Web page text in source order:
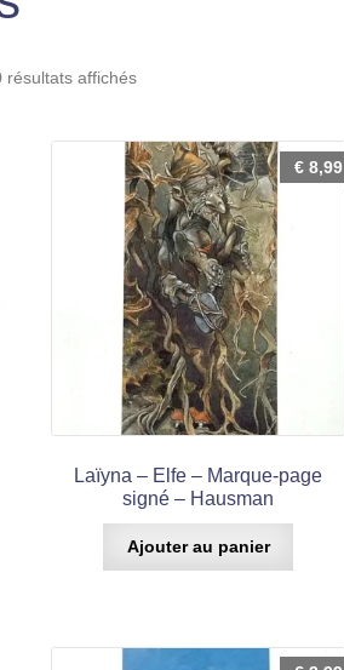
résultats affichésTrié
récent
au
plus
ancien
Laïyna – Elfe – Marque-page
signé – Hausman
€8,99
Ajouter au panier